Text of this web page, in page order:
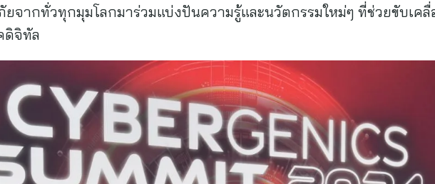
จากทั่วทุกมุมโลกมาร่วมแบ่งปันความรู้และนวัตกรรมใหม่ๆ ที่ช่วยขับเค
ดิจิทัล